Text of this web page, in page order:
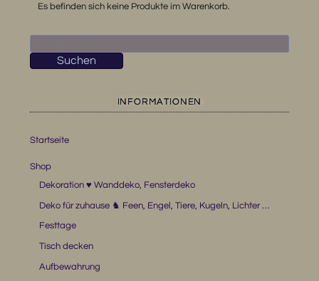
Es befinden sich keine Produkte im Warenkorb.
nach:
Suchen
INFORMATIONEN
Startseite
Shop
Dekoration ♥ Wanddeko, Fensterdeko
Deko für zuhause ♞ Feen, Engel, Tiere, Kugeln, Lichter …
Festtage
Tisch decken
Aufbewahrung